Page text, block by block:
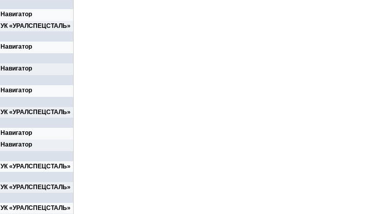
Навигатор
УК «УРАЛСПЕЦСТАЛЬ»
Навигатор
Навигатор
Навигатор
УК «УРАЛСПЕЦСТАЛЬ»
Навигатор
Навигатор
УК «УРАЛСПЕЦСТАЛЬ»
УК «УРАЛСПЕЦСТАЛЬ»
УК «УРАЛСПЕЦСТАЛЬ»